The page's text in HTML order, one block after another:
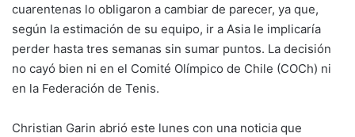
cuarentenas lo obligaron a cambiar de parecer, ya que,
según la estimación de su equipo, ir a Asia le implicaría
perder hasta tres semanas sin sumar puntos. La decisión
no cayó bien ni en el Comité Olímpico de Chile (COCh) ni
en la Federación de Tenis.
Christian Garin abrió este lunes con una noticia que